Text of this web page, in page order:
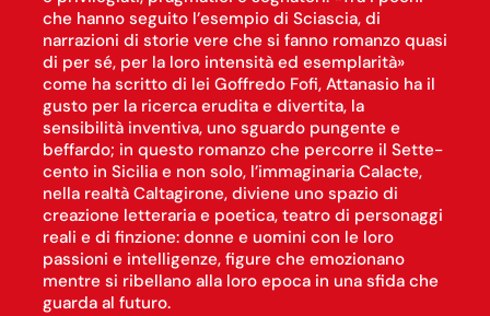
che hanno seguito l’esempio di Sciascia, di
narrazioni di storie vere che si fanno romanzo quasi
di per sé, per la loro intensità ed esemplarità»
come ha scritto di lei Goffredo Fofi, Attanasio ha il
gusto per la ricerca erudita e divertita, la
sensibilità inventiva, uno sguardo pungente e
beffardo; in questo romanzo che percorre il Sette-
cento in Sicilia e non solo, l’immaginaria Calacte,
nella realtà Caltagirone, diviene uno spazio di
creazione letteraria e poetica, teatro di personaggi
reali e di finzione: donne e uomini con le loro
passioni e intelligenze, figure che emozionano
mentre si ribellano alla loro epoca in una sfida che
guarda al futuro.